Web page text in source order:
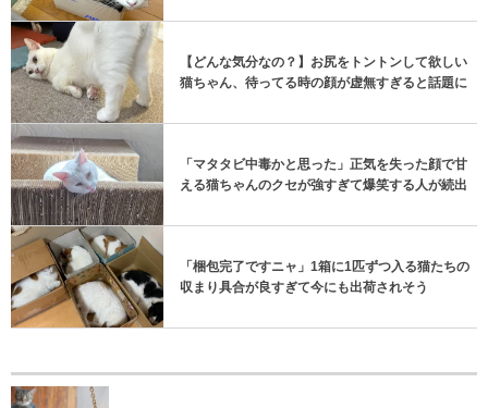
【どんな気分なの？】お尻をトントンして欲しい
猫ちゃん、待ってる時の顔が虚無すぎると話題に
「マタタビ中毒かと思った」正気を失った顔で甘
える猫ちゃんのクセが強すぎて爆笑する人が続出
「梱包完了ですニャ」1箱に1匹ずつ入る猫たちの
収まり具合が良すぎて今にも出荷されそう